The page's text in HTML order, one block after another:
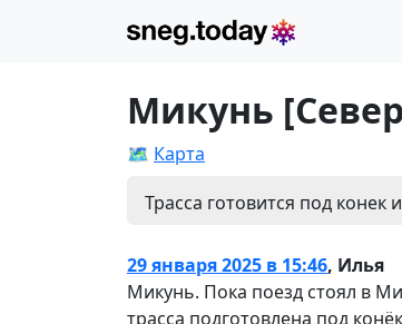
Микунь
🗺️ Карта
Трасса готовится под конек
29 января 2025 в 15:46, Илья
Микунь. Пока поезд стоял в
трасса подготовлена под